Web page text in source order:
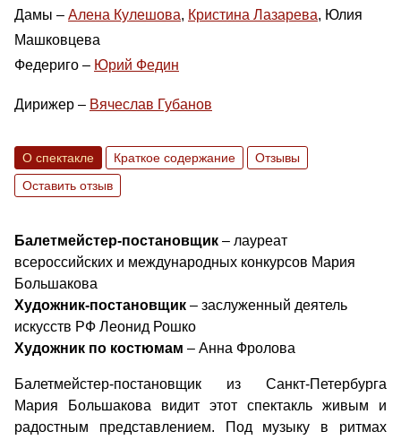
Дамы – Алена Кулешова, Кристина Лазарева, Юлия
Машковцева
Федериго – Юрий Федин
Дирижер – Вячеслав Губанов
О спектакле Краткое содержание
Отзывы
Оставить отзыв
Балетмейстер-постановщик – лауреат
всероссийских и международных конкурсов Мария
Большакова
Художник-постановщик – заслуженный деятель
искусств РФ Леонид Рошко
Художник по костюмам – Анна Фролова
Балетмейстер-постановщик из Санкт-Петербурга
Мария Большакова видит этот спектакль живым и
радостным представлением. Под музыку в ритмах